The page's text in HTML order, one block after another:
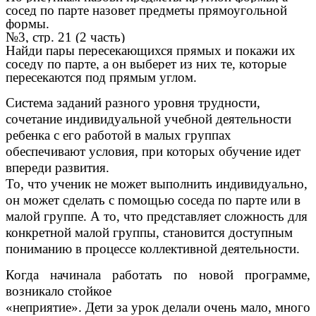
сосед по парте назовет предметы прямоугольной
формы.
№3, стр. 21 (2 часть)
Найди пары пересекающихся прямых и покажи их
соседу по парте, а он выберет из них те, которые
пересекаются под прямым углом.
Система заданий разного уровня трудности,
сочетание индивидуальной учебной деятельности
ребенка с его работой в малых группах
обеспечивают условия, при которых обучение идет
впереди развития.
То, что ученик не может выполнить индивидуально,
он может сделать с помощью соседа по парте или в
малой группе. А то, что представляет сложность для
конкретной малой группы, становится доступным
пониманию в процессе коллективной деятельности.
Когда начинала работать по новой программе,
возникало стойкое
«неприятие». Дети за урок делали очень мало, много